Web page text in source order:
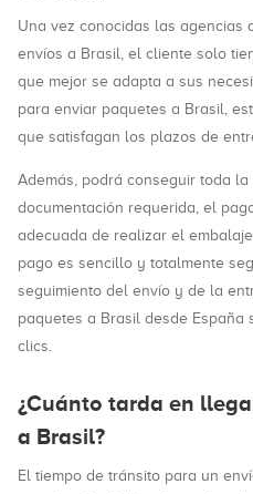
Una vez conocidas las agencias
envíos a Brasil, el cliente solo
que mejor se adapta a sus
para enviar paquetes a Brasil,
que satisfagan los plazos de
Además, podrá conseguir toda
documentación requerida, el
adecuada de realizar el
pago es sencillo y totalmente
seguimiento del envío y de la
paquetes a Brasil desde
clics.
¿Cuánto tarda en
a Brasil?
El tiempo de tránsito para un